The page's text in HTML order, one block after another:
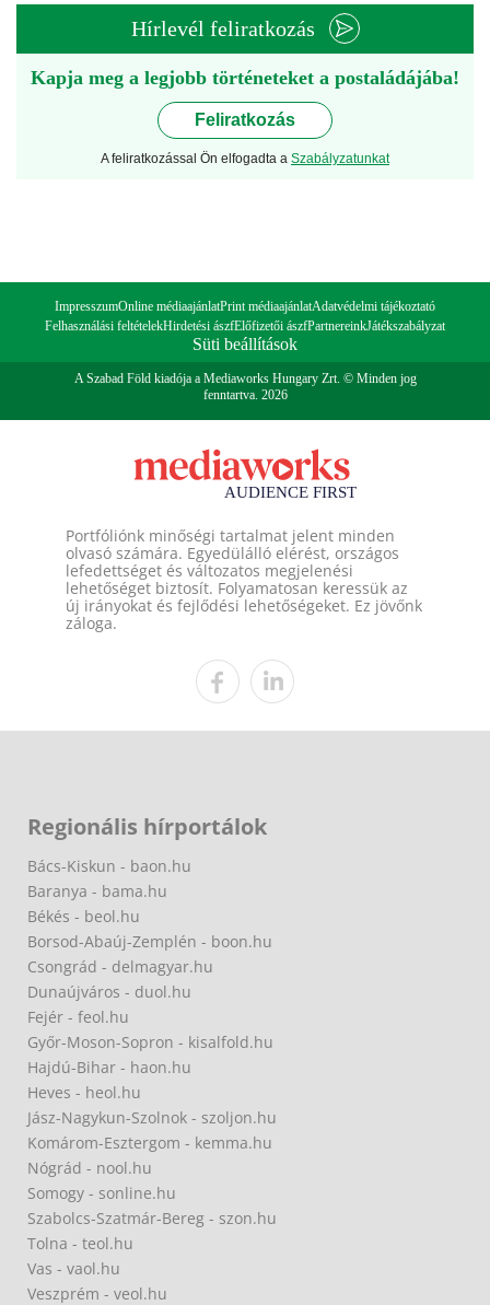
Hírlevél feliratkozás
Kapja meg a legjobb történeteket a postaládájába!
Feliratkozás
A feliratkozással Ön elfogadta a Szabályzatunkat
ImpresszumOnline médiaajánlatPrint médiaajánlatAdatvédelmi tájékoztató
Felhasználási feltételekHirdetési ászfElőfizetői ászfPartnereinkJátékszabályzat
Süti beállítások
A Szabad Föld kiadója a Mediaworks Hungary Zrt. © Minden jog
fenntartva. 2026
Portfóliónk minőségi tartalmat jelent minden
olvasó számára. Egyedülálló elérést, országos
lefedettséget és változatos megjelenési
lehetőséget biztosít. Folyamatosan keressük az
új irányokat és fejlődési lehetőségeket. Ez jövőnk
záloga.
Regionális hírportálok
Bács-Kiskun - baon.hu
Baranya - bama.hu
Békés - beol.hu
Borsod-Abaúj-Zemplén - boon.hu
Csongrád - delmagyar.hu
Dunaújváros - duol.hu
Fejér - feol.hu
Győr-Moson-Sopron - kisalfold.hu
Hajdú-Bihar - haon.hu
Heves - heol.hu
Jász-Nagykun-Szolnok - szoljon.hu
Komárom-Esztergom - kemma.hu
Nógrád - nool.hu
Somogy - sonline.hu
Szabolcs-Szatmár-Bereg - szon.hu
Tolna - teol.hu
Vas - vaol.hu
Veszprém - veol.hu